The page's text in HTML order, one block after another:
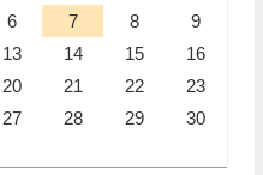
6 7 8
9
13 14 15
16
20 21 22
23
27 28 29
30